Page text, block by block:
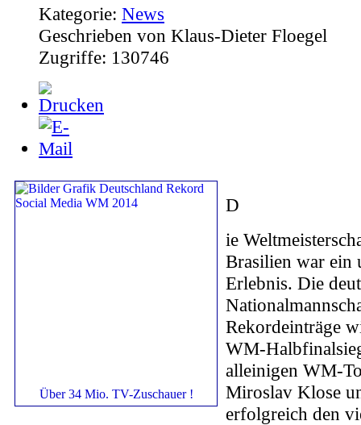
Kategorie: News
Geschrieben von Klaus-Dieter Floegel
Zugriffe: 130746
Über 34 Mio. TV-Zuschauer !
D
ie
Brasilien war ein
Erlebnis. Die
Rekordeinträge
WM-
alleinigen WM-
Miroslav Klose
erfolgreich den